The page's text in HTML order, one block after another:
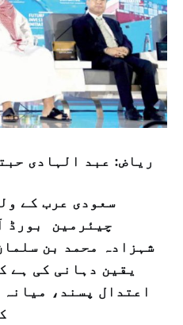
رياض: عبد الہادی
سعودی عرب کے
چیئرمین بورڈ
شہزادہ محمد بن
یقین دہانی کی ہے
اعتدال پسند،